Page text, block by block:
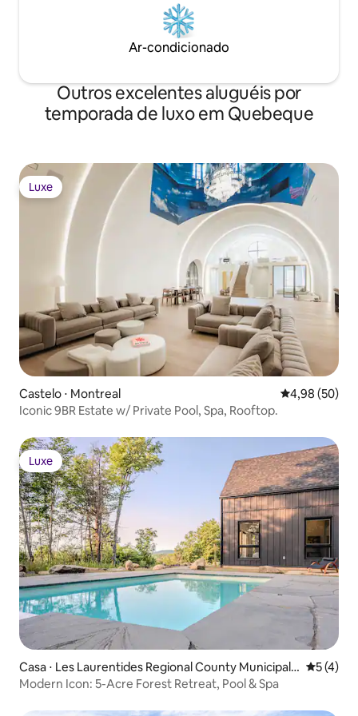
Ar-condicionado
Outros excelentes aluguéis por
temporada de luxo em Quebeque
Luxe
Luxe
Castelo ⋅ Montreal 4,98 de uma
4,98 (50)
Iconic 9BR Estate w/ Private Pool, Spa, Rooftop.
Luxe
Luxe
Casa ⋅ Les Laurentides Regional County Municipalit
y
5 de
5 (4)
Modern Icon: 5-Acre Forest Retreat, Pool & Spa